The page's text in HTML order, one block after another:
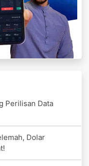
Perilisan Data
Dolar